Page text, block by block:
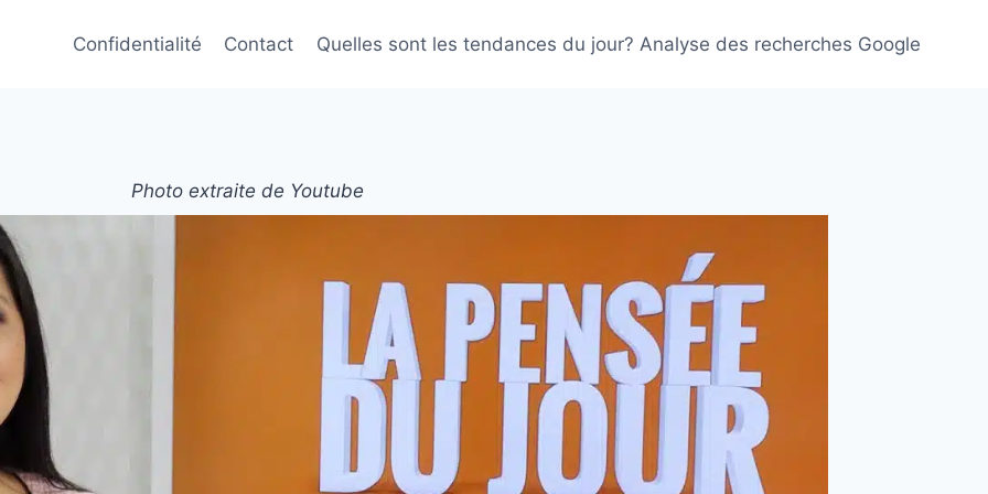
Confidentialité Contact Quelles sont les tendances du jour? Analyse des recherches Google
Photo extraite de Youtube